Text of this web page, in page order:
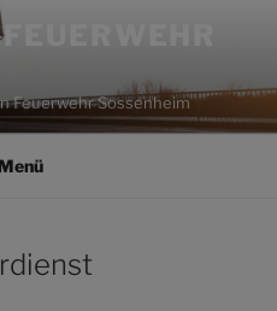
Feuerwehr Sossenheim
Menü